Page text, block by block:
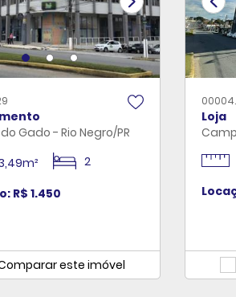
este imóvel
Gado - Rio Negro/PR
2
R$ 1.450
Loja